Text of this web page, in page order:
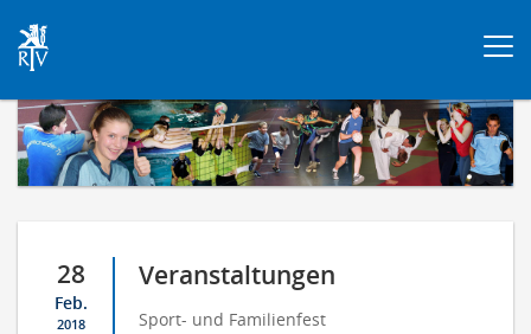
28
Feb.
2018
Veranstaltungen
Sport- und Familienfest